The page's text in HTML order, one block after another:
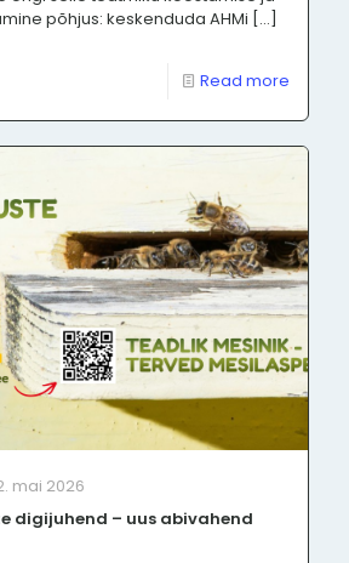
põhjus: keskenduda AHMi […]
Read more
mai 2026
digijuhend – uus abivahend